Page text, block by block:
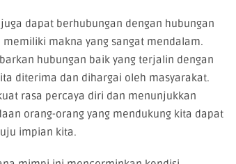
dapat berhubungan dengan hubungan
makna yang sangat mendalam.
hubungan baik yang terjalin dengan
diterima dan dihargai oleh masyarakat.
rasa percaya diri dan menunjukkan
orang-orang yang mendukung kita dapat
impian kita.